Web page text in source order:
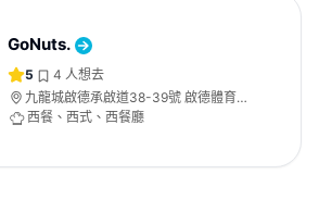
GoNuts.
5 4 人想去
九龍城啟德承啟道38-39號 啟德體育園
啟德零售館2 G樓M2-016號舖
西餐、西式、西餐廳